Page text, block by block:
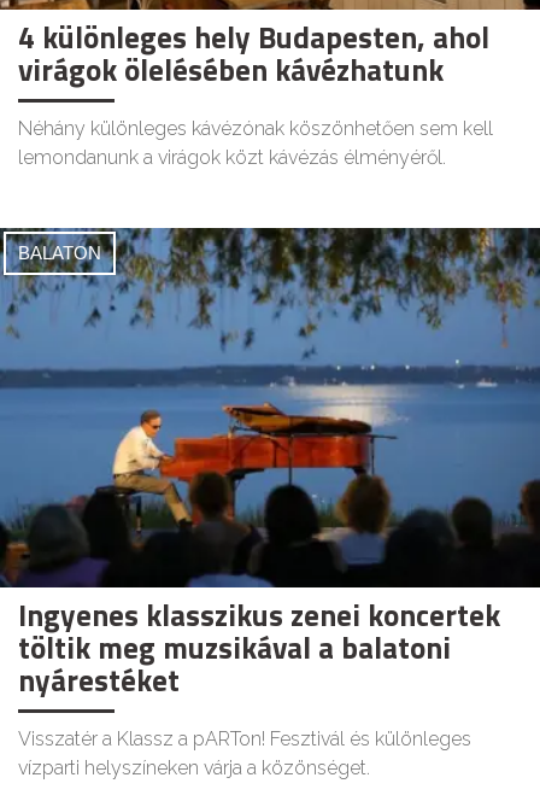
4 különleges hely Budapesten, ahol
virágok ölelésében kávézhatunk
Néhány különleges kávézónak köszönhetően sem kell
lemondanunk a virágok közt kávézás élményéről.
BALATON
Ingyenes klasszikus zenei koncertek
töltik meg muzsikával a balatoni
nyárestéket
Visszatér a Klassz a pARTon! Fesztivál és különleges
vízparti helyszíneken várja a közönséget.